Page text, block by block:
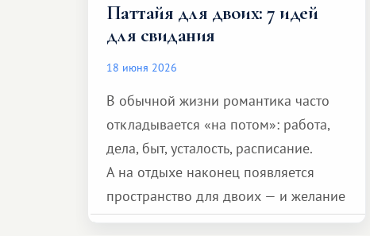
Паттайя для двоих: 7 идей
для свидания
18 июня 2026
В обычной жизни романтика часто
откладывается «на потом»: работа,
дела, быт, усталость, расписание.
А на отдыхе наконец появляется
пространство для двоих — и желание
сделать для близкого человека что-то